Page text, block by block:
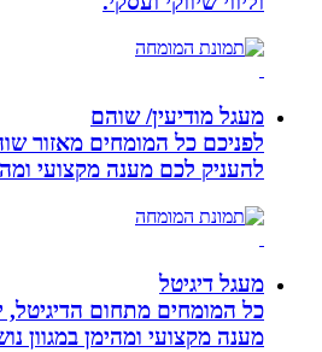
מעגל מודיעין/ שוהם
לפניכם כל המומחים מאזור שוהם
להעניק לכם מענה מקצועי ומהימן
מעגל דיגיטל
כל המומחים מתחום הדיגיטל,
מענה מקצועי ומהימן במגוון נושאים!